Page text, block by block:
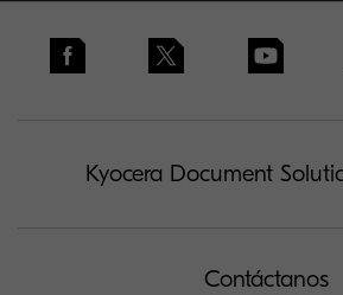
Kyocera Document
Contáctanos